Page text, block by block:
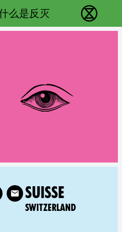
反抗灭绝 - Home
么是反灭？
GROUP:
SUISSE
SWITZERLAND
on